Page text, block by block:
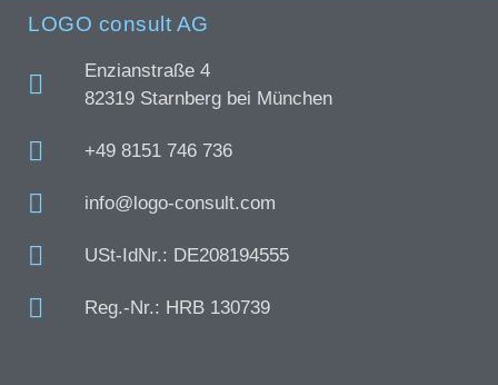
LOGO consult AG
Enzianstraße 4
82319 Starnberg bei München
+49 8151 746 736
info@logo-consult.com
USt-IdNr.: DE208194555
Reg.-Nr.: HRB 130739